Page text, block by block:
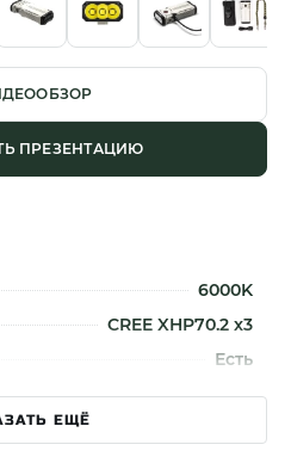
ПРЕЗЕНТАЦИЮ
6000K
CREE XHP70.2 x3
Есть
12000 Лм
ЕЩЁ